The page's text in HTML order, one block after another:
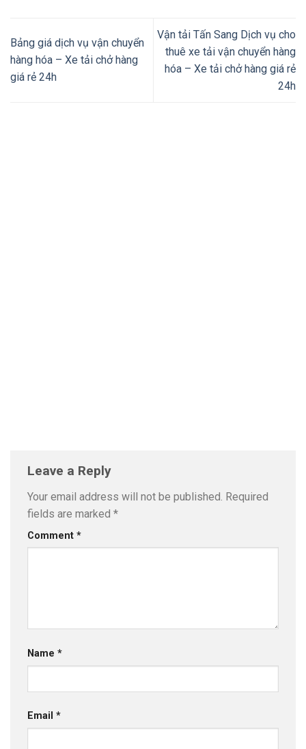
Bảng giá dịch vụ vận chuyển
hàng hóa – Xe tải chở hàng
giá rẻ 24h
Vận tải Tấn Sang Dịch vụ cho
thuê xe tải vận chuyển hàng
hóa – Xe tải chở hàng giá rẻ
24h
Leave a Reply
Your email address will not be published. Required
fields are marked *
Comment *
Name *
Email *